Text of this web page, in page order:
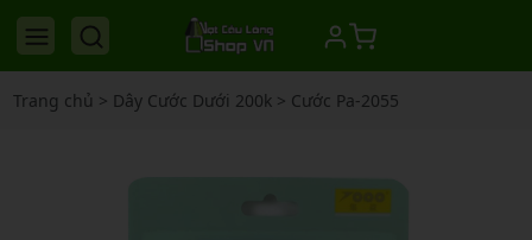
Trang chủ > Dây Cước Dưới 200k> Cước Pa-2055